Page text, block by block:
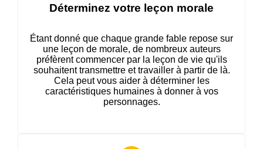
Déterminez votre leçon morale
Étant donné que chaque grande fable repose sur
une leçon de morale, de nombreux auteurs
préfèrent commencer par la leçon de vie qu'ils
souhaitent transmettre et travailler à partir de là.
Cela peut vous aider à déterminer les
caractéristiques humaines à donner à vos
personnages.